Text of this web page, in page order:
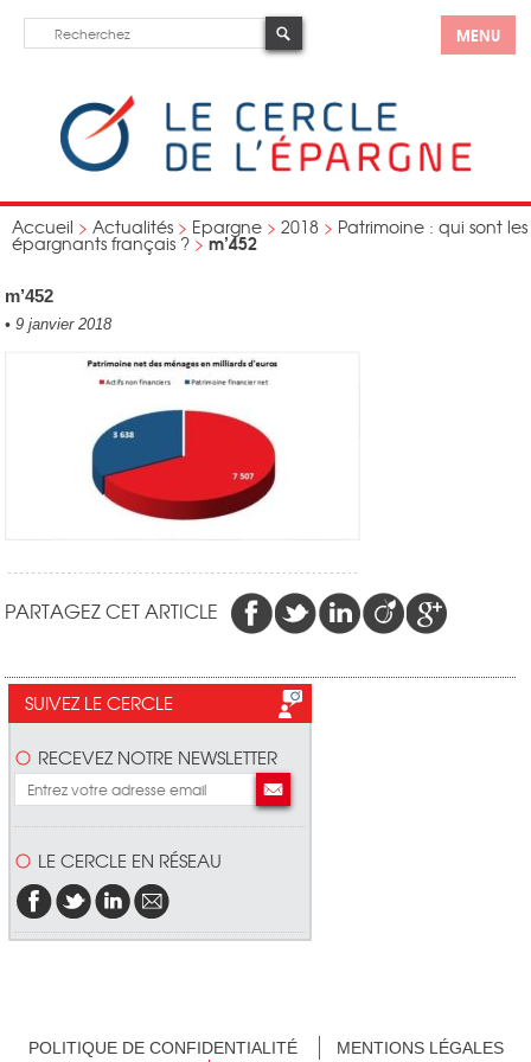
MENU
Accueil > Actualités > Epargne > 2018 > Patrimoine : qui sont les
épargnants français ? > m’452
m’452
• 9 janvier 2018
PARTAGEZ CET ARTICLE
SUIVEZ LE CERCLE
RECEVEZ NOTRE NEWSLETTER
LE CERCLE EN RÉSEAU
POLITIQUE DE CONFIDENTIALITÉ
MENTIONS LÉGALES